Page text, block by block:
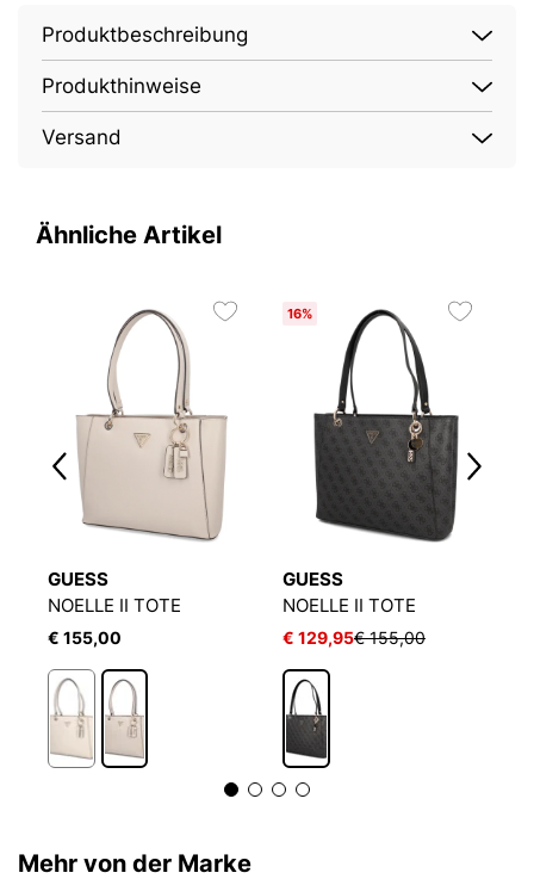
Produktbeschreibung
Produkthinweise
Versand
Ähnliche Artikel
GUESS
NOELLE II TOTE
€ 155,00
16%
GUESS
NOELLE II TOTE
€ 129,95€ 155,00
Mehr von der Marke